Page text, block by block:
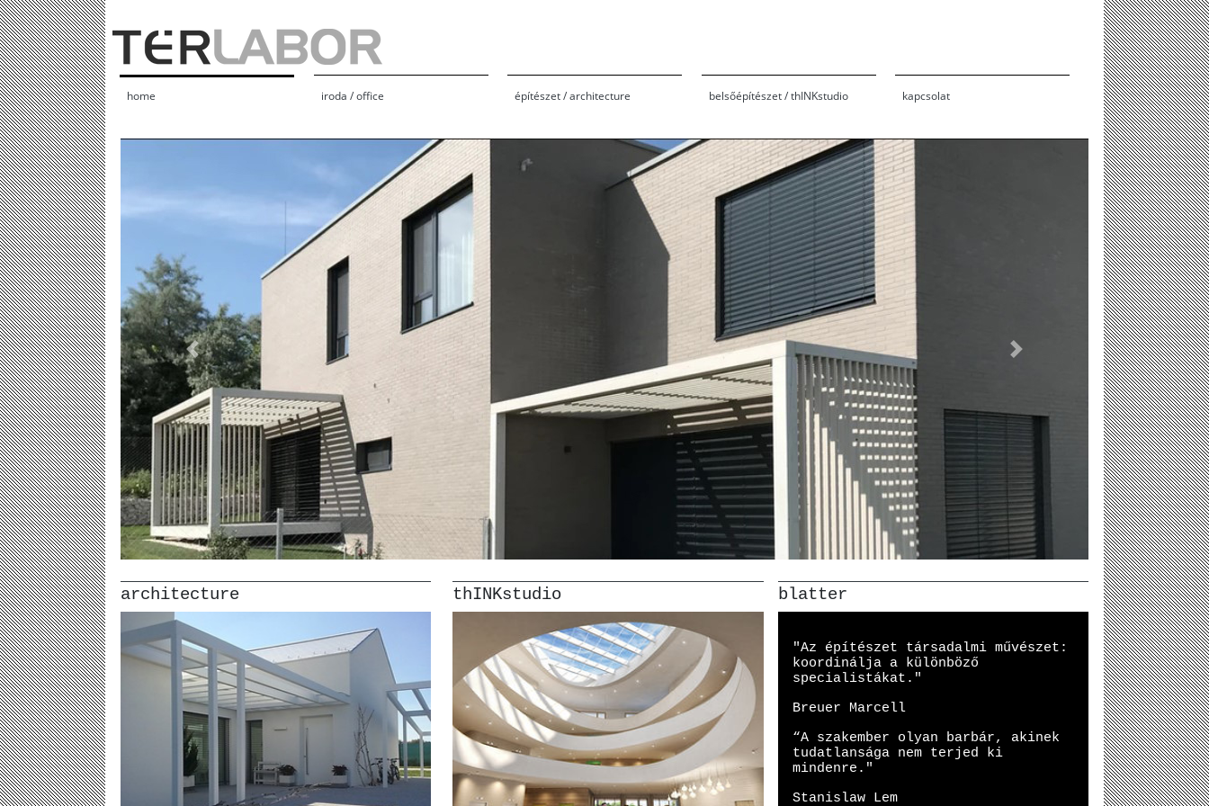
home iroda / office építészet / architecture belsőépítészet / thINKstudio kapcsolat
Previous Next
architecture thINKstudio blatter
"Az építészet társadalmi művészet:
koordinálja a különböző
specialistákat."
Breuer Marcell
“A szakember olyan barbár, akinek
tudatlansága nem terjed ki
mindenre."
Stanislaw Lem